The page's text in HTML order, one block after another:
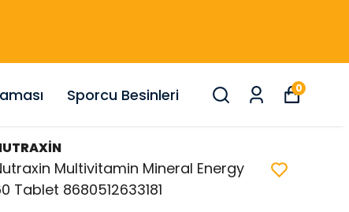
Sporcu Besinleri 0
Multivitamin Mineral Energy
Tablet 8680512633181